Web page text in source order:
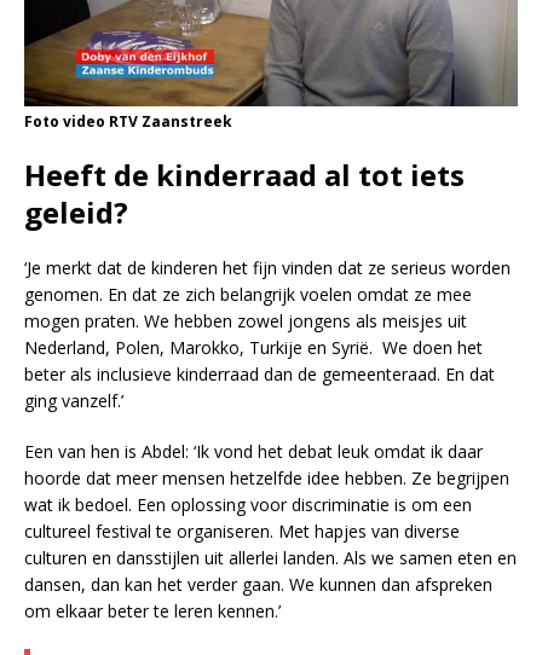
Foto video RTV Zaanstreek
Heeft de kinderraad al tot iets
geleid?
‘Je merkt dat de kinderen het fijn vinden dat ze serieus worden
genomen. En dat ze zich belangrijk voelen omdat ze mee
mogen praten. We hebben zowel jongens als meisjes uit
Nederland, Polen, Marokko, Turkije en Syrië. We doen het
beter als inclusieve kinderraad dan de gemeenteraad. En dat
ging vanzelf.’
Een van hen is Abdel: ‘Ik vond het debat leuk omdat ik daar
hoorde dat meer mensen hetzelfde idee hebben. Ze begrijpen
wat ik bedoel. Een oplossing voor discriminatie is om een
cultureel festival te organiseren. Met hapjes van diverse
culturen en dansstijlen uit allerlei landen. Als we samen eten en
dansen, dan kan het verder gaan. We kunnen dan afspreken
om elkaar beter te leren kennen.’